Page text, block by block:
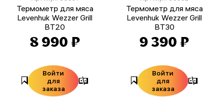
Термометр для мяса
Levenhuk Wezzer Grill
BT20
8 990 ₽
Войти
для
заказа
Термометр для мяса
Levenhuk Wezzer Grill
BT30
9 390 ₽
Войти
для
заказа